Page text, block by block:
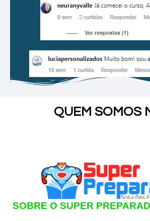
QUEM SOMOS
SOBRE O SUPER